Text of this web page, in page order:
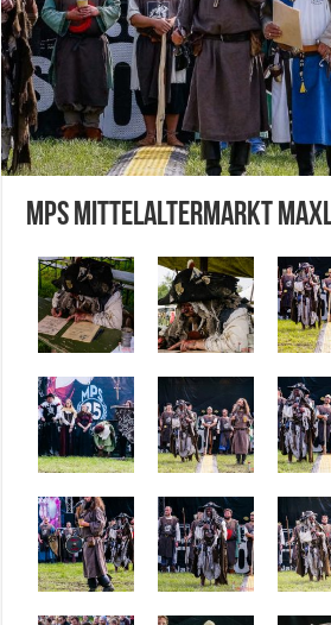
MPS Mittelaltermarkt